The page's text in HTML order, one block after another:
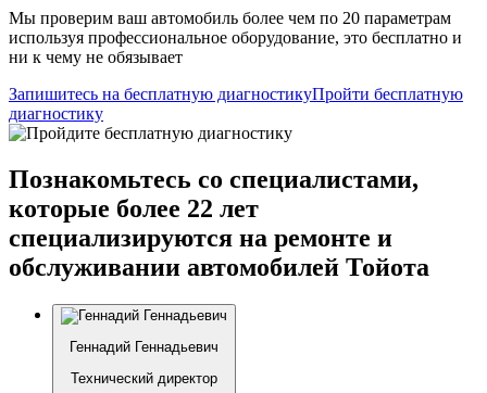
Мы проверим ваш автомобиль более чем по 20 параметрам
используя профессиональное оборудование, это бесплатно и
ни к чему не обязывает
Запишитесь на бесплатную диагностикуПройти бесплатную
диагностику
Познакомьтесь со специалистами,
которые более 22 лет
специализируются на ремонте и
обслуживании автомобилей Тойота
Геннадий Геннадьевич
Технический директор